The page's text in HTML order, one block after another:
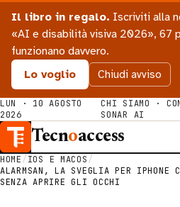
Il libro in regalo. Iscriviti alla
«AI e disabilità visiva 2026», 67
funzionano davvero.
Lo voglio
Chiudi avviso
LUN · 10 AGOSTO
2026
CHI SIAMO ·
SONAR AI
Tecnoaccess
HOME/IOS E MACOS/
ALARMSAN, LA SVEGLIA PER IPHONE
SENZA APRIRE GLI OCCHI